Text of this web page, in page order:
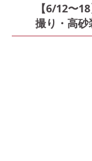
【6/12〜
撮り・高砂